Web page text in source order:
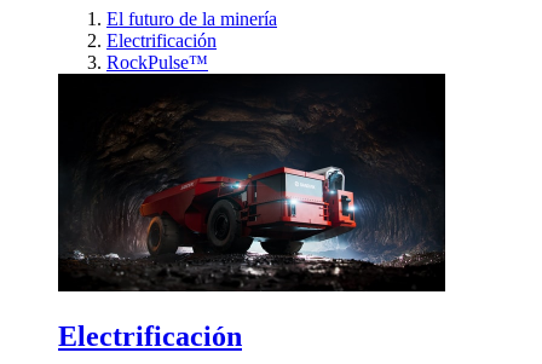
El futuro de la minería
Electrificación
RockPulse™
Electrificación